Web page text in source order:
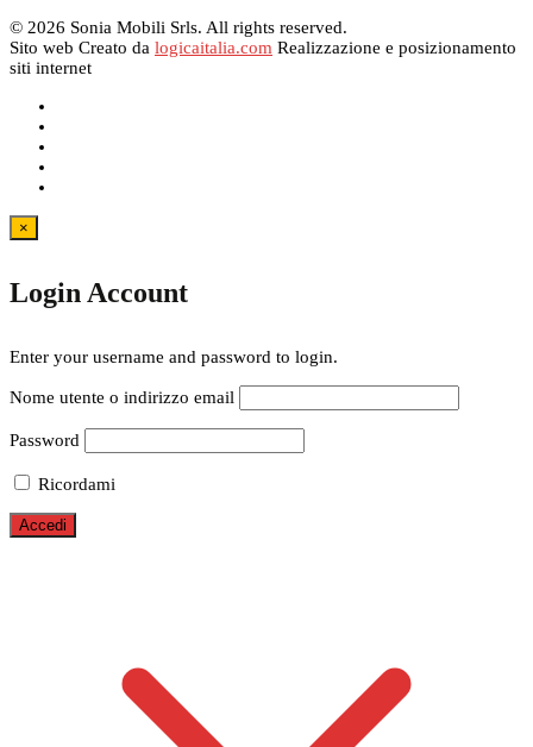
© 2026 Sonia Mobili Srls. All rights reserved.
Sito web Creato da logicaitalia.com Realizzazione e posizionamento
siti internet
×
Login Account
Enter your username and password to login.
Nome utente o indirizzo email
Password
Ricordami